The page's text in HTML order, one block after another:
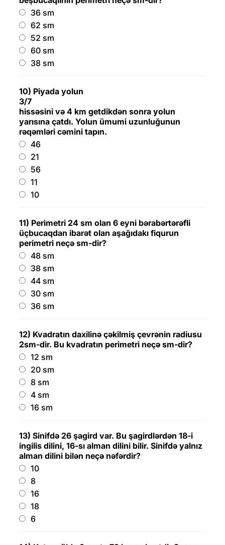
36 sm
62 sm
52 sm
60 sm
38 sm
10) Piyada yolun
3/7
hissəsini və 4 km getdikdən sonra yolun
yarısına çatdı. Yolun ümumi uzunluğunun
rəqəmləri cəmini tapın.
46
21
56
11
10
11) Perimetri 24 sm olan 6 eyni bərabərtərəfli
üçbucaqdan ibarət olan aşağıdakı fiqurun
perimetri neçə sm-dir?
48 sm
38 sm
44 sm
30 sm
36 sm
12) Kvadratın daxilinə çəkilmiş çevrənin radiusu
2sm-dir. Bu kvadratın perimetri neçə sm-dir?
12 sm
20 sm
8 sm
4 sm
16 sm
13) Sinifdə 26 şagird var. Bu şagirdlərdən 18-i
ingilis dilini, 16-sı alman dilini bilir. Sinifdə yalnız
alman dilini bilən neçə nəfərdir?
10
8
16
18
6